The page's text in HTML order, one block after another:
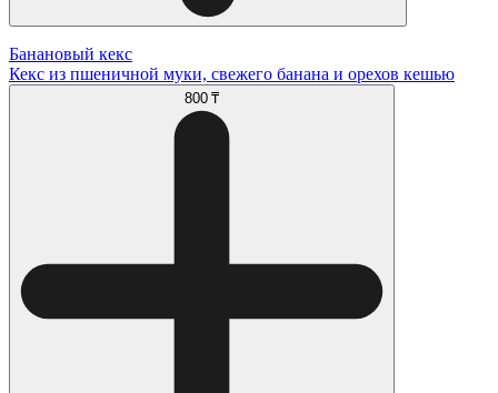
Банановый кекс
Кекс из пшеничной муки, свежего банана и орехов кешью
800 ₸